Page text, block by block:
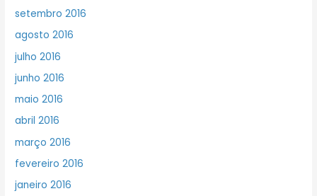
setembro 2016
agosto 2016
julho 2016
junho 2016
maio 2016
abril 2016
março 2016
fevereiro 2016
janeiro 2016